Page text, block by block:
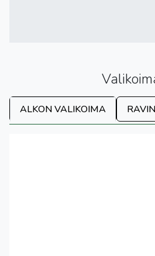
ALKON VALIKOIMA